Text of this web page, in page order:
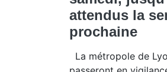
attendus la
prochaine
La métropole de